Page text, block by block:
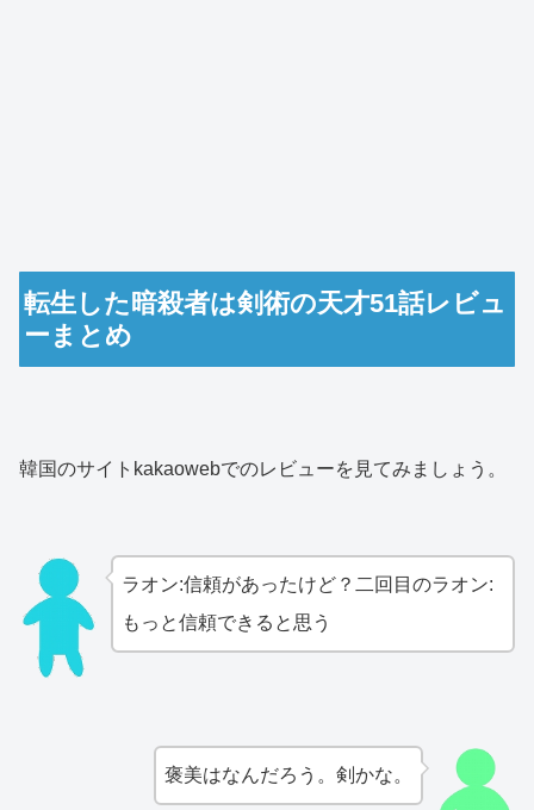
転生した暗殺者は剣術の天才51話レビュ
ーまとめ
韓国のサイトkakaowebでのレビューを見てみましょう。
ラオン:信頼があったけど？二回目のラオン:
もっと信頼できると思う
褒美はなんだろう。剣かな。